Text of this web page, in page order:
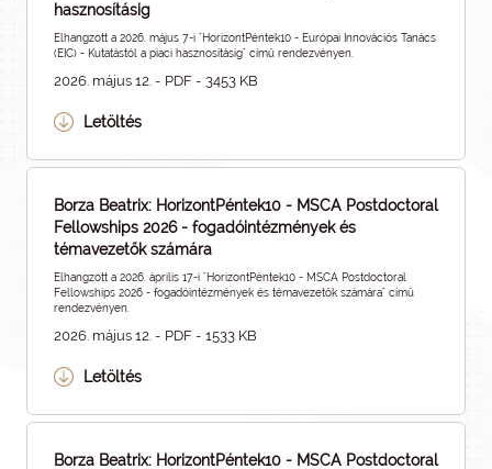
hasznosításig
Elhangzott a 2026. május 7-i "HorizontPéntek10 - Európai Innovációs Tanács
(EIC) - Kutatástól a piaci hasznosításig" című rendezvényen.
2026. május 12. - PDF - 3453 KB
Letöltés
Borza Beatrix: HorizontPéntek10 - MSCA Postdoctoral
Fellowships 2026 - fogadóintézmények és
témavezetők számára
Elhangzott a 2026. április 17-i "HorizontPéntek10 - MSCA Postdoctoral
Fellowships 2026 - fogadóintézmények és témavezetők számára" című
rendezvényen.
2026. május 12. - PDF - 1533 KB
Letöltés
Borza Beatrix: HorizontPéntek10 - MSCA Postdoctoral